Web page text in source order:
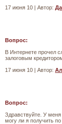
17 июня 10 | Автор:
Вопрос:
В Интернете прочел
залоговым
17 июня 10 | Автор:
Вопрос:
Здравствуйте. У
могу ли я получить